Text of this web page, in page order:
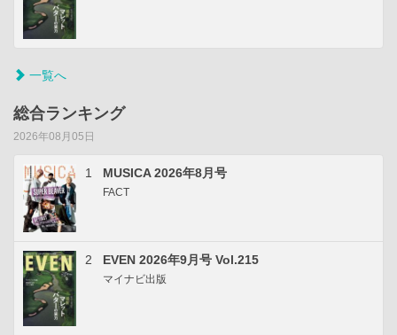
一覧へ
総合ランキング
2026年08月05日
1 MUSICA 2026年8月号
FACT
2 EVEN 2026年9月号 Vol.215
マイナビ出版